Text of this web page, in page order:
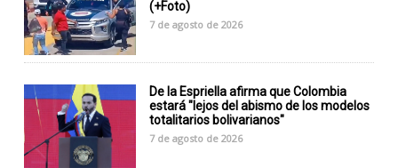
(+Foto)
7 de agosto de 2026
De la Espriella afirma que Colombia
estará "lejos del abismo de los modelos
totalitarios bolivarianos"
7 de agosto de 2026